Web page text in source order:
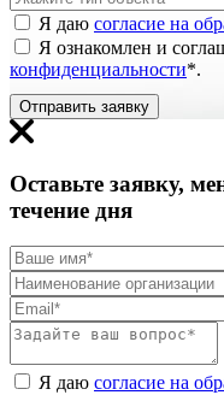
Я даю согласие на
Я ознакомлен и
конфиденциальности*.
Отправить заявку
Оставьте заявку,
течение дня
Я даю согласие на